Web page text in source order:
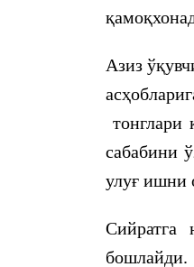
Азиз
сабабини
улуғ ишни
Сийратга